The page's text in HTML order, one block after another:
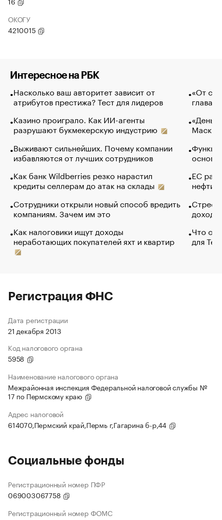
ОКОГУ
4210015
Интересное на РБК
Насколько ваш авторитет зависит от
атрибутов престижа? Тест для лидеров
Казино проиграло. Как ИИ-агенты
разрушают букмекерскую индустрию
Выживают сильнейших. Почему компании
избавляются от лучших сотрудников
Как банк Wildberries резко нарастил
кредиты селлерам до атак на склады
Сотрудники открыли новый способ вредить
компаниям. Зачем им это
Как налоговики ищут доходы
неработающих покупателей яхт и квартир
«От
глава
Маск в
основ
ЕС
нефти
Что
для
Регистрация ФНС
Дата регистрации
21 декабря 2013
Код налогового органа
5958
Наименование налогового органа
Межрайонная инспекция Федеральной налоговой службы №
17 по Пермскому краю
Адрес налоговой
614070,Пермский край,Пермь г,Гагарина б-р,44
Социальные фонды
Регистрационный номер ПФР
069003067758
Регистрационный номер ФОМС